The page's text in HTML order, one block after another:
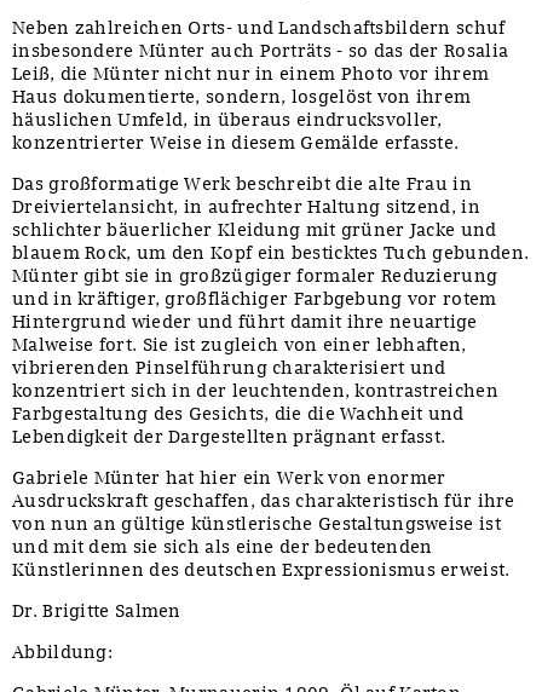
Neben zahlreichen Orts- und Landschaftsbildern schuf
insbesondere Münter auch Porträts - so das der Rosalia
Leiß, die Münter nicht nur in einem Photo vor ihrem
Haus dokumentierte, sondern, losgelöst von ihrem
häuslichen Umfeld, in überaus eindrucksvoller,
konzentrierter Weise in diesem Gemälde erfasste.
Das großformatige Werk beschreibt die alte Frau in
Dreiviertelansicht, in aufrechter Haltung sitzend, in
schlichter bäuerlicher Kleidung mit grüner Jacke und
blauem Rock, um den Kopf ein besticktes Tuch gebunden.
Münter gibt sie in großzügiger formaler Reduzierung
und in kräftiger, großflächiger Farbgebung vor rotem
Hintergrund wieder und führt damit ihre neuartige
Malweise fort. Sie ist zugleich von einer lebhaften,
vibrierenden Pinselführung charakterisiert und
konzentriert sich in der leuchtenden, kontrastreichen
Farbgestaltung des Gesichts, die die Wachheit und
Lebendigkeit der Dargestellten prägnant erfasst.
Gabriele Münter hat hier ein Werk von enormer
Ausdruckskraft geschaffen, das charakteristisch für ihre
von nun an gültige künstlerische Gestaltungsweise ist
und mit dem sie sich als eine der bedeutenden
Künstlerinnen des deutschen Expressionismus erweist.
Dr. Brigitte Salmen
Abbildung: